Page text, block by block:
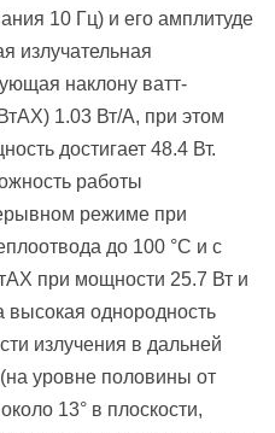
10 Гц) и его амплитуде
излучательная
наклону ватт-
1.03 Вт/А, при этом
достигает 48.4 Вт.
работы
режиме при
до 100 °С и с
при мощности 25.7 Вт и
высокая однородность
излучения в дальней
уровне половины от
13° в плоскости,